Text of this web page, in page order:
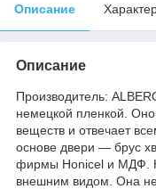
Описание
Описание
Производитель:
немецкой пленкой.
веществ и отвечает
основе двери — брус
фирмы Honicel и МДФ.
внешним видом. Она не